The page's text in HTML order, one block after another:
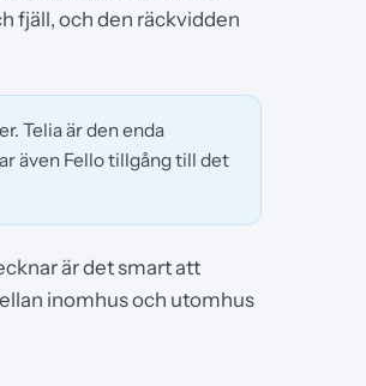
fjäll, och den räckvidden
Telia är den enda
även Fello tillgång till det
är det smart att
inomhus och utomhus